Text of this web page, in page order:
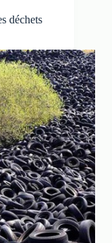
déchets